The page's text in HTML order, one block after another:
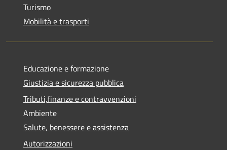
Turismo
Mobilità e trasporti
Educazione e formazione
Giustizia e sicurezza pubblica
Tributi,finanze e contravvenzioni
Ambiente
Salute, benessere e assistenza
Autorizzazioni